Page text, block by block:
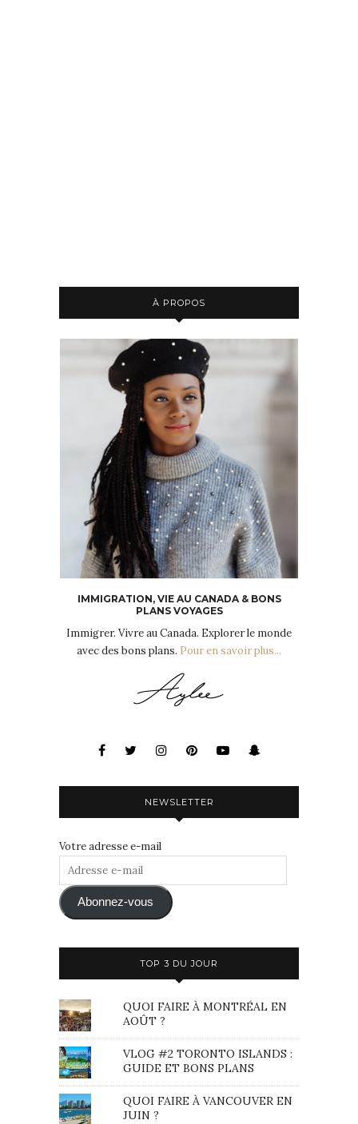
À PROPOS
IMMIGRATION, VIE AU CANADA & BONS
PLANS VOYAGES
Immigrer. Vivre au Canada. Explorer le monde
avec des bons plans. Pour en savoir plus...
NEWSLETTER
Votre adresse e-mail
Adresse
mail Abonnez-vous
TOP 3 DU JOUR
QUOI FAIRE À MONTRÉAL EN
AOÛT ?
VLOG #2 TORONTO ISLANDS :
GUIDE ET BONS PLANS
QUOI FAIRE À VANCOUVER EN
JUIN ?